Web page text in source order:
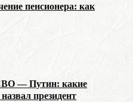
пенсионера: как
— Путин: какие
президент